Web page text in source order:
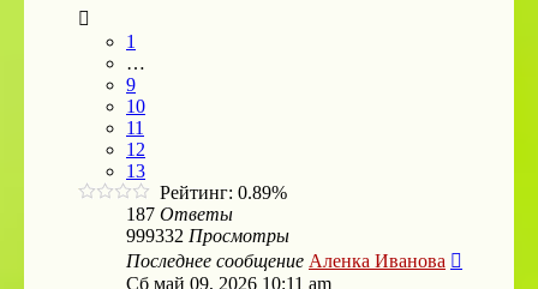
1
…
9
10
11
12
13
Рейтинг: 0.89%
187 Ответы
999332 Просмотры
Последнее сообщение Аленка Иванова
Сб май 09, 2026 10:11 am